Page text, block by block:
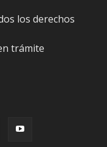
los derechos
trámite